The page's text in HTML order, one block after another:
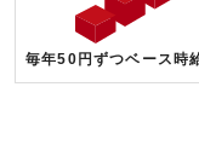
毎年50円ずつベース時